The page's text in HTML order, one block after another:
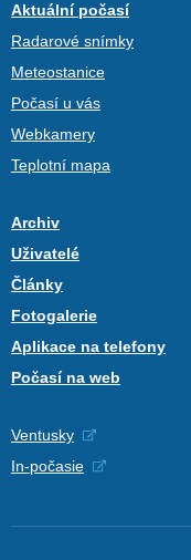
Aktuální počasí
Radarové snímky
Meteostanice
Počasí u vás
Webkamery
Teplotní mapa
Archiv
Uživatelé
Články
Fotogalerie
Aplikace na telefony
Počasí na web
Ventusky
In-počasie